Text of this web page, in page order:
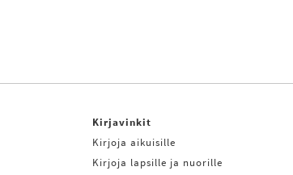
Kirjavinkit
Kirjoja aikuisille
Kirjoja lapsille ja nuorille